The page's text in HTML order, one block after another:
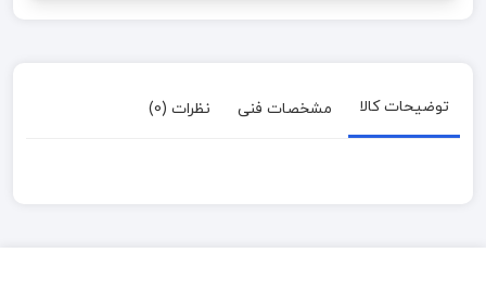
توضیحات کالا مشخصات فنی نظرات (0)